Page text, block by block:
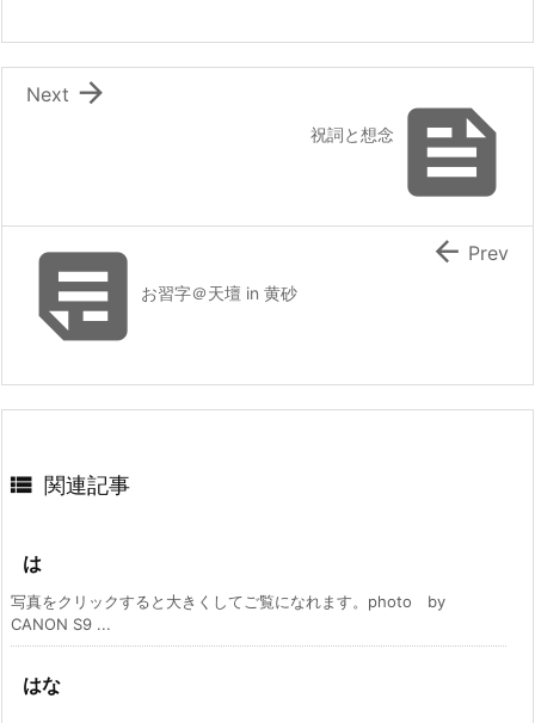

祝詞と想念

Next
お習字＠天壇 in 黄砂
 Prev
 関連記事
は
写真をクリックすると大きくしてご覧になれます。photo by
CANON S9 ...
はな